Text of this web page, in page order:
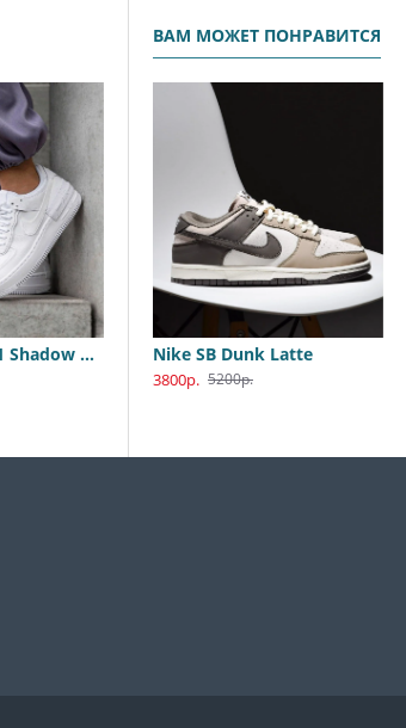
Nike Air Force 1 Shadow White
ВАМ МОЖЕТ ПОНРАВИТСЯ
Nike SB Dunk Latte
3800р. 5200р.